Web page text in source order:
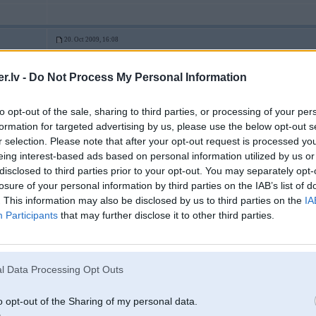
- Do Not Process My Personal Information
opt-out of the sale, sharing to third parties, or processing of your
for targeted advertising by us, please use the below opt-out
selection. Please note that after your opt-out request is processed
interest-based ads based on personal information utilized by us
to third parties prior to your opt-out. You may separately
of your personal information by third parties on the IAB’s list of
This information may also be disclosed by us to third parties on the
Participants that may further disclose it to other third parties.
Data Processing Opt Outs
opt-out of the Sharing of my personal data.
20. Oct 2009, 16:08
20 Oct 2009, 16:05:22 Castor rakstīja:
reku uz manejas lamatas. bet par tiem ronal turbo diskiem, ta ka man ir